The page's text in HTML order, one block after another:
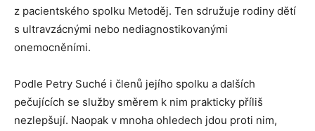
z pacientského spolku Metoděj. Ten sdružuje rodiny dětí
s ultravzácnými nebo nediagnostikovanými
onemocněními.
Podle Petry Suché i členů jejího spolku a dalších
pečujících se služby směrem k nim prakticky příliš
nezlepšují. Naopak v mnoha ohledech jdou proti nim,